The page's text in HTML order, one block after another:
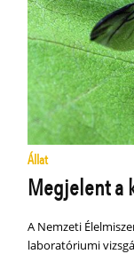
Állat
Megjelent a
A Nemzeti
laboratóriumi